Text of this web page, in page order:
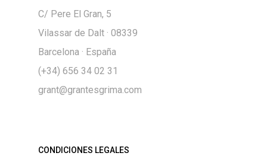
C/ Pere El Gran, 5
Vilassar de Dalt · 08339
Barcelona · España
(+34) 656 34 02 31
grant@grantesgrima.com
CONDICIONES LEGALES